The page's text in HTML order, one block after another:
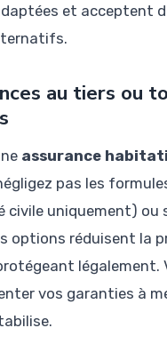
et acceptent
au tiers ou
assurance
pas les
civile uniquement) ou
options réduisent la
légalement.
vos garanties à